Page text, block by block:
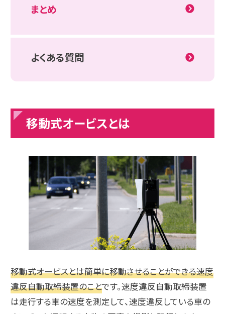
まとめ
よくある質問
移動式オービスとは
移動式オービスとは簡単に移動させることができる速度
違反自動取締装置のことです。速度違反自動取締装置
は走行する車の速度を測定して、速度違反している車の